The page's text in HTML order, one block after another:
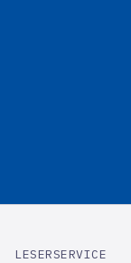
LESERSERVICE